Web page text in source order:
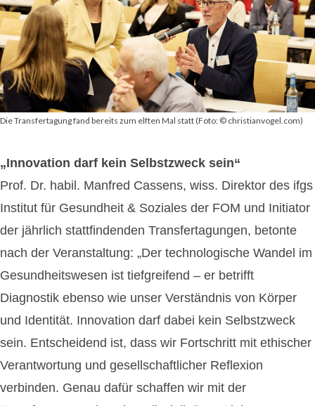
Die Transfertagung fand bereits zum elften Mal statt (Foto: © christianvogel.com)
„Innovation darf kein Selbstzweck sein“
Prof. Dr. habil. Manfred Cassens, wiss. Direktor des ifgs
Institut für Gesundheit & Soziales der FOM und Initiator
der jährlich stattfindenden Transfertagungen, betonte
nach der Veranstaltung: „Der technologische Wandel im
Gesundheitswesen ist tiefgreifend – er betrifft
Diagnostik ebenso wie unser Verständnis von Körper
und Identität. Innovation darf dabei kein Selbstzweck
sein. Entscheidend ist, dass wir Fortschritt mit ethischer
Verantwortung und gesellschaftlicher Reflexion
verbinden. Genau dafür schaffen wir mit der